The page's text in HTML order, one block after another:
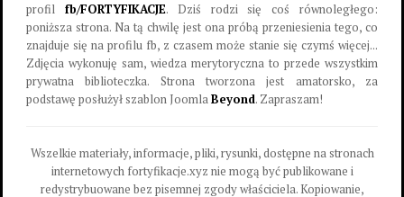
profil fb/FORTYFIKACJE. Dziś rodzi się coś równoległego:
poniższa strona. Na tą chwilę jest ona próbą przeniesienia tego, co
znajduje się na profilu fb, z czasem może stanie się czymś więcej...
Zdjęcia wykonuję sam, wiedza merytoryczna to przede wszystkim
prywatna biblioteczka. Strona tworzona jest amatorsko, za
podstawę posłużył szablon JoomlaBeyond. Zapraszam!
Wszelkie materiały, informacje, pliki, rysunki, dostępne na stronach
internetowych fortyfikacje.xyz nie mogą być publikowane i
redystrybuowane bez pisemnej zgody właściciela. Kopiowanie,